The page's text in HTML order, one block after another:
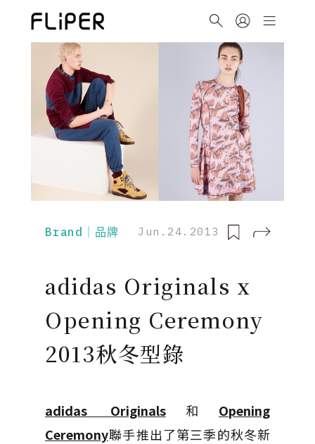
Brand｜品牌 Jun.24.2013
adidas Originals x
Opening Ceremony
2013秋冬型錄
adidas Originals和 Opening
Ceremony聯手推出了第三季的秋冬新